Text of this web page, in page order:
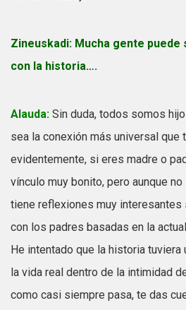
Zineuskadi: Mucha gente
con la historia….
Alauda: Sin duda, todos somos
sea la conexión más universal que
evidentemente, si eres madre o
vínculo muy bonito, pero aunque
tiene reflexiones muy interesantes
con los padres basadas en la
He intentado que la historia tuviera
la vida real dentro de la intimidad
como casi siempre pasa, te das